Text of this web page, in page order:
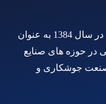
مرکز مهارت آموزی علوم وفنون شمال در سال 1384 به عنوان
در حوزه های صنایع
صنعت جوشکاری و